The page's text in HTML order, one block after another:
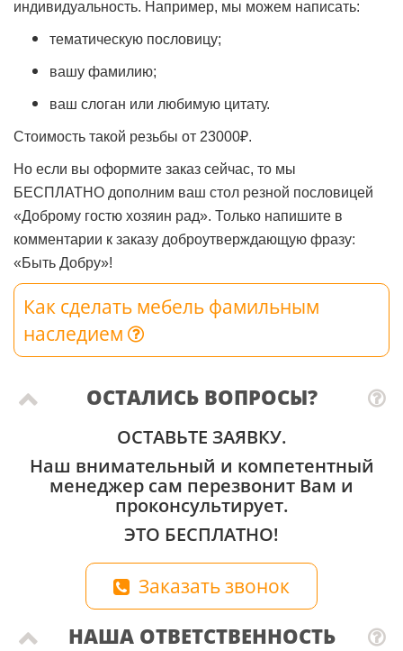
индивидуальность. Например, мы можем написать:
тематическую пословицу;
вашу фамилию;
ваш слоган или любимую цитату.
Стоимость такой резьбы от 23000₽.
Но если вы оформите заказ сейчас, то мы
БЕСПЛАТНО дополним ваш стол резной пословицей
«Доброму гостю хозяин рад». Только напишите в
комментарии к заказу доброутверждающую фразу:
«Быть Добру»!
Как сделать мебель фамильным
наследием
ОСТАЛИСЬ ВОПРОСЫ?
ОСТАВЬТЕ ЗАЯВКУ.
Наш внимательный и компетентный
менеджер сам перезвонит Вам и
проконсультирует.
ЭТО БЕСПЛАТНО!
Заказать звонок
НАША ОТВЕТСТВЕННОСТЬ